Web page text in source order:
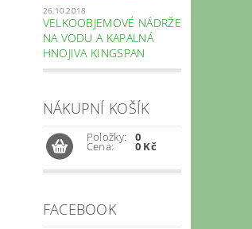
26.10.2018
VELKOOBJEMOVÉ NÁDRŽE
NA VODU A KAPALNÁ
HNOJIVA KINGSPAN
NÁKUPNÍ KOŠÍK
Položky:
Cena:
0
0 Kč
FACEBOOK